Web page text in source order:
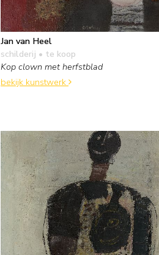
Jan van Heel
schilderij • te koop
Kop clown met herfstblad
bekijk kunstwerk